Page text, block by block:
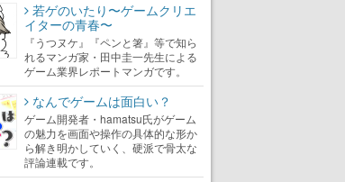
若ゲのいたり〜ゲームクリエ
イターの青春〜
『うつヌケ』『ペンと箸』等で知ら
れるマンガ家・田中圭一先生による
ゲーム業界レポートマンガです。
なんでゲームは面白い？
ゲーム開発者・hamatsu氏がゲーム
の魅力を画面や操作の具体的な形か
ら解き明かしていく、硬派で骨太な
評論連載です。